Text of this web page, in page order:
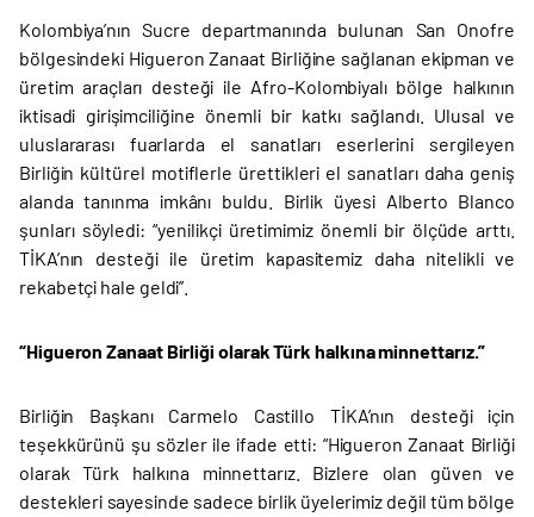
Kolombiya’nın Sucre departmanında bulunan San Onofre
bölgesindeki Higueron Zanaat Birliğine sağlanan ekipman ve
üretim araçları desteği ile Afro-Kolombiyalı bölge halkının
iktisadi girişimciliğine önemli bir katkı sağlandı. Ulusal ve
uluslararası fuarlarda el sanatları eserlerini sergileyen
Birliğin kültürel motiflerle ürettikleri el sanatları daha geniş
alanda tanınma imkânı buldu. Birlik üyesi Alberto Blanco
şunları söyledi: “yenilikçi üretimimiz önemli bir ölçüde arttı.
TİKA’nın desteği ile üretim kapasitemiz daha nitelikli ve
rekabetçi hale geldi’’.
“Higueron Zanaat Birliği olarak Türk halkına minnettarız.”
Birliğin Başkanı Carmelo Castillo TİKA’nın desteği için
teşekkürünü şu sözler ile ifade etti: “Higueron Zanaat Birliği
olarak Türk halkına minnettarız. Bizlere olan güven ve
destekleri sayesinde sadece birlik üyelerimiz değil tüm bölge